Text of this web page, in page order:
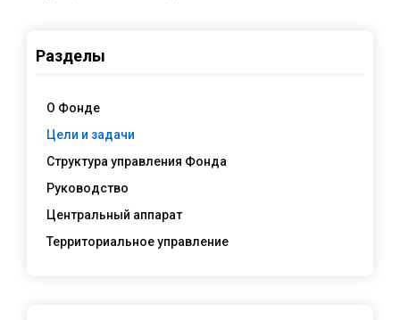
Разделы
О Фонде
Цели и задачи
Структура управления Фонда
Руководство
Центральный аппарат
Территориальное управление